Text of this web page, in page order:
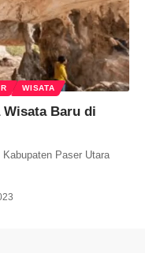
WISATA
Wisata Baru di
Paser Utara